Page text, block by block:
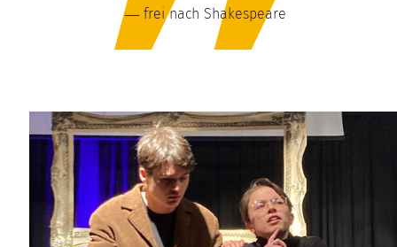
― frei nach Shakespeare